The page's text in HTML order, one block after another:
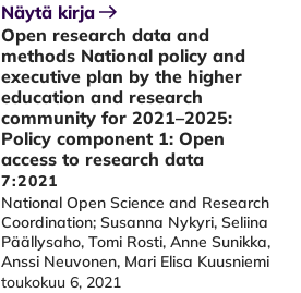
Näytä kirja
Open research data and
methods National policy and
executive plan by the higher
education and research
community for 2021–2025:
Policy component 1: Open
access to research data
7:2021
National Open Science and Research
Coordination; Susanna Nykyri, Seliina
Päällysaho, Tomi Rosti, Anne Sunikka,
Anssi Neuvonen, Mari Elisa Kuusniemi
toukokuu 6, 2021